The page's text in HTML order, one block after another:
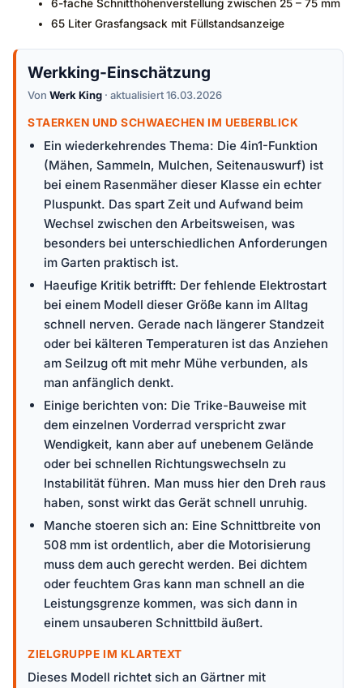
6-fache Schnitthöhenverstellung zwischen 25 – 75 mm
65 Liter Grasfangsack mit Füllstandsanzeige
Werkking-Einschätzung
Von Werk King · aktualisiert 16.03.2026
STAERKEN UND SCHWAECHEN IM UEBERBLICK
Ein wiederkehrendes Thema: Die 4in1-Funktion
(Mähen, Sammeln, Mulchen, Seitenauswurf) ist
bei einem Rasenmäher dieser Klasse ein echter
Pluspunkt. Das spart Zeit und Aufwand beim
Wechsel zwischen den Arbeitsweisen, was
besonders bei unterschiedlichen Anforderungen
im Garten praktisch ist.
Haeufige Kritik betrifft: Der fehlende Elektrostart
bei einem Modell dieser Größe kann im Alltag
schnell nerven. Gerade nach längerer Standzeit
oder bei kälteren Temperaturen ist das Anziehen
am Seilzug oft mit mehr Mühe verbunden, als
man anfänglich denkt.
Einige berichten von: Die Trike-Bauweise mit
dem einzelnen Vorderrad verspricht zwar
Wendigkeit, kann aber auf unebenem Gelände
oder bei schnellen Richtungswechseln zu
Instabilität führen. Man muss hier den Dreh raus
haben, sonst wirkt das Gerät schnell unruhig.
Manche stoeren sich an: Eine Schnittbreite von
508 mm ist ordentlich, aber die Motorisierung
muss dem auch gerecht werden. Bei dichtem
oder feuchtem Gras kann man schnell an die
Leistungsgrenze kommen, was sich dann in
einem unsauberen Schnittbild äußert.
ZIELGRUPPE IM KLARTEXT
Dieses Modell richtet sich an Gärtner mit